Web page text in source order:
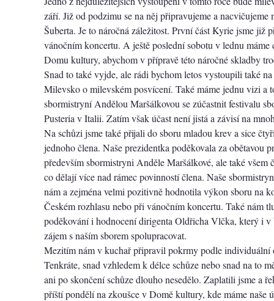
září. Již od podzimu se na něj připravujeme a nacvičujeme
Šuberta. Je to náročná záležitost. První část Kyrie jsme již
vánočním koncertu. A ještě poslední sobotu v lednu
Domu kultury, abychom v přípravě této náročné skladby
Snad to také vyjde, ale rádi bychom letos vystoupili také na
Milevsko o milevském posvícení. Také máme jednu vizi a
sbormistryní Andělou Maršálkovou se zúčastnit festivalu
Pusteria v Italii. Zatím však účast není jistá a závisí na
Na schůzi jsme také přijali do sboru mladou krev a sice
jednoho člena. Naše prezidentka poděkovala za obětavou
především sbormistryni Anděle Maršálkové, ale také všem
co dělají více nad rámec povinností člena. Naše
nám a zejména velmi pozitivně hodnotila výkon sboru na
Českém rozhlasu nebo při vánočním koncertu. Také nám
poděkování i hodnocení dirigenta Oldřicha Vlčka, který i v
zájem s naším sborem spolupracovat.
Mezitím nám v kuchař připravil pokrmy podle individuální
Tenkráte, snad vzhledem k délce schůze nebo snad na to
ani po skončení schůze dlouho nesedělo. Zaplatili jsme a
příští pondělí na zkoušce v Domě kultury, kde máme naše